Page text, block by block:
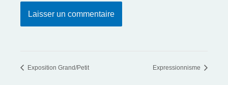
Exposition Grand/Petit Expressionnisme